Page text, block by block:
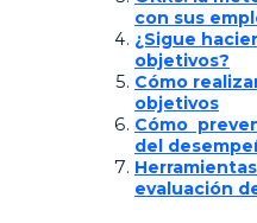
con sus
¿Sigue
objetivos?
Cómo
objetivos
Cómo
del
evaluación